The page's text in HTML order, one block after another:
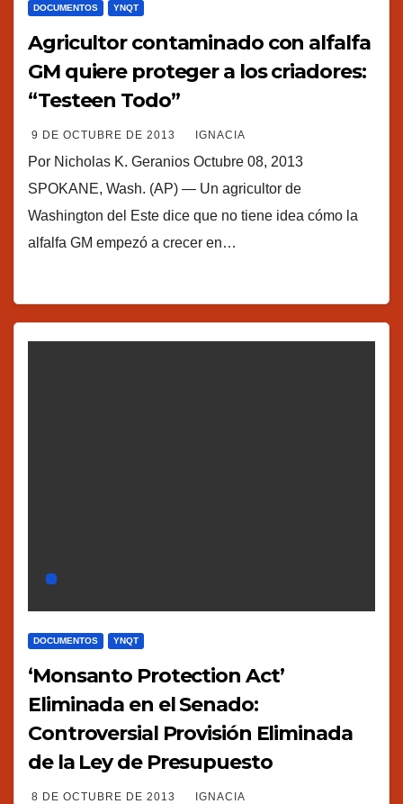
DOCUMENTOS YNQT
Agricultor contaminado con alfalfa
GM quiere proteger a los criadores:
“Testeen Todo”
9 DE OCTUBRE DE 2013 IGNACIA
Por Nicholas K. Geranios Octubre 08, 2013
SPOKANE, Wash. (AP) — Un agricultor de
Washington del Este dice que no tiene idea cómo la
alfalfa GM empezó a crecer en…
DOCUMENTOS YNQT
‘Monsanto Protection Act’
Eliminada en el Senado:
Controversial Provisión Eliminada
de la Ley de Presupuesto
8 DE OCTUBRE DE 2013 IGNACIA